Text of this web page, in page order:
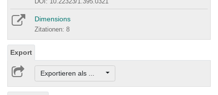
Dimensions
Zitationen: 8
Export
Exportieren als ...